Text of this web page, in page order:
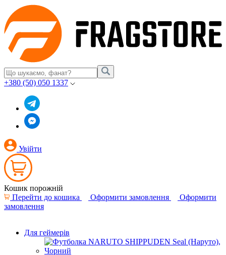
+380 (50) 050 1337
Увійти
Кошик порожній
Перейти до кошика
Оформити замовлення
Оформити
замовлення
Для геймерів